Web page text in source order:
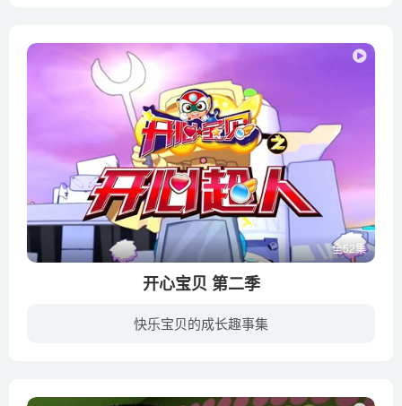
全52集
开心宝贝 第二季
快乐宝贝的成长趣事集